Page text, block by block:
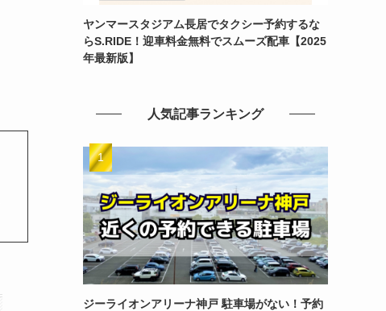
ヤンマースタジアム長居でタクシー予約するな
らS.RIDE！迎車料金無料でスムーズ配車【2025
年最新版】
人気記事ランキング
ジーライオンアリーナ神戸 駐車場がない！予約